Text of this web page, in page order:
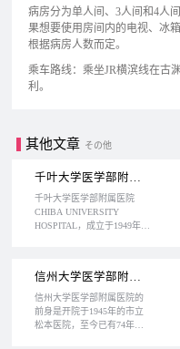
病房分为单人间、3人间和4人
果想要使用房间内的电视、冰
根据病房人数而定。
乘车路线：乘坐JR横滨线在古
利。
其他文章 その他
千叶大学医学部附属医院
千叶大学医学部附属医院
CHIBA UNIVERSITY
HOSPITAL，成立于1949年，
院，在肺癌、乳腺癌等癌症
治疗方面临床上已经取得了
很大的成果，并另外开设了
窗口专门提供与癌症相关的
信州大学医学部附属医院的
前身是开院于1945年的市立
松本医院，至今已有74年的